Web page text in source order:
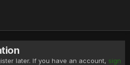
later. If you have an account, sign